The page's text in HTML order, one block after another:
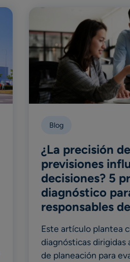
Blog
¿La precisión
previsiones
decisiones? 5
diagnóstico
responsables
Este artículo plantea
diagnósticas dirigidas
de planeación para